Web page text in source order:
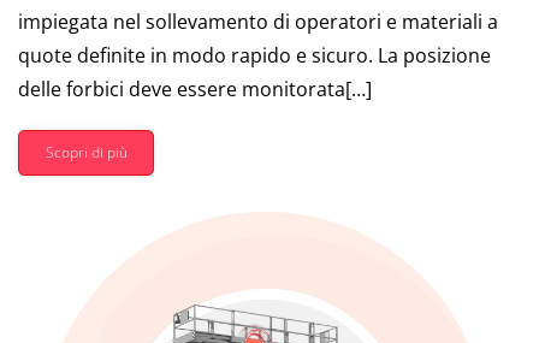
impiegata nel sollevamento di operatori e materiali a
quote definite in modo rapido e sicuro. La posizione
delle forbici deve essere monitorata[…]
Scopri di più